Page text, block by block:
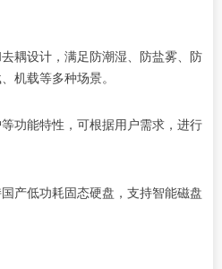
耦设计，满足防潮湿、防盐雾、防
机载等多种场景。
功能特性，可根据用户需求，进行
产低功耗固态硬盘，支持智能磁盘